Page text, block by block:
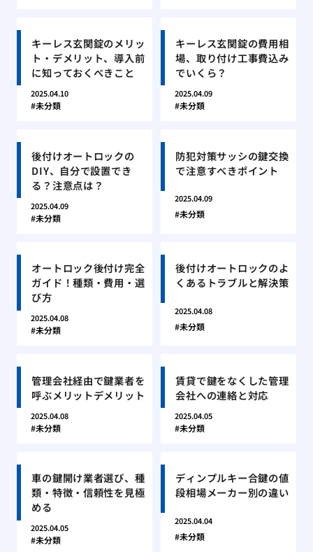
キーレス玄関錠のメリッ
ト・デメリット、導入前
に知っておくべきこと
2025.04.10
未分類
キーレス玄関錠の費用相
場、取り付け工事費込み
でいくら？
2025.04.09
未分類
後付けオートロックの
DIY、自分で設置でき
る？注意点は？
2025.04.09
未分類
防犯対策サッシの鍵交換
で注意すべきポイント
2025.04.09
未分類
オートロック後付け完全
ガイド！種類・費用・選
び方
2025.04.08
未分類
後付けオートロックのよ
くあるトラブルと解決策
2025.04.08
未分類
管理会社経由で鍵業者を
呼ぶメリットデメリット
2025.04.08
未分類
賃貸で鍵をなくした管理
会社への連絡と対応
2025.04.05
未分類
車の鍵開け業者選び、種
類・特徴・信頼性を見極
める
2025.04.05
未分類
ディンプルキー合鍵の値
段相場メーカー別の違い
2025.04.04
未分類